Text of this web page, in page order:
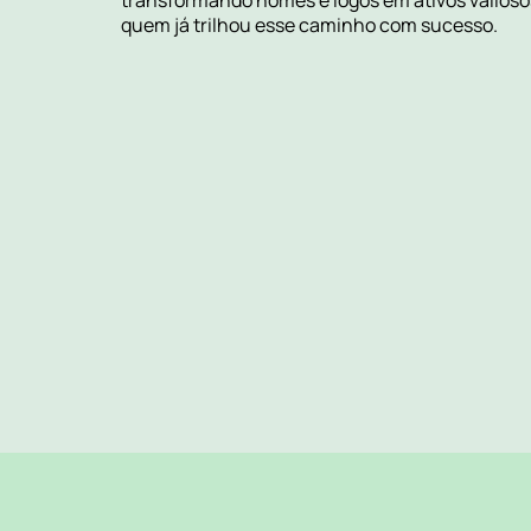
quem já trilhou esse caminho com sucesso.